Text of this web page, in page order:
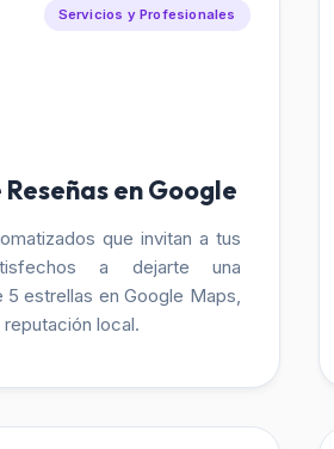
Servicios y Profesionales
en Google
que invitan a tus
a dejarte una
5 estrellas en Google Maps,
local.